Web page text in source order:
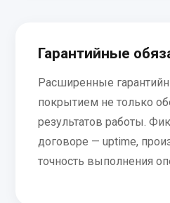
Гарантийные
Расширенные
покрытием не только
результатов работы.
договоре — uptime,
точность выполнения